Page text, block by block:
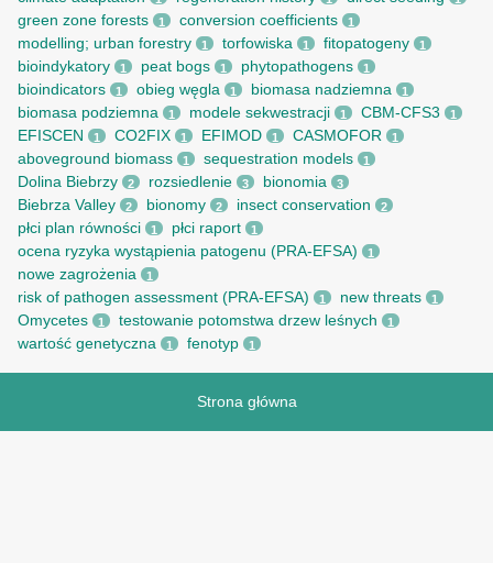
green zone forests 1 conversion coefficients 1
modelling; urban forestry 1 torfowiska 1 fitopatogeny 1
bioindykatory 1 peat bogs 1 phytopathogens 1
bioindicators 1 obieg węgla 1 biomasa nadziemna 1
biomasa podziemna 1 modele sekwestracji 1 CBM-CFS3 1
EFISCEN 1 CO2FIX 1 EFIMOD 1 CASMOFOR 1
aboveground biomass 1 sequestration models 1
Dolina Biebrzy 2 rozsiedlenie 3 bionomia 3
Biebrza Valley 2 bionomy 2 insect conservation 2
płci plan równości 1 płci raport 1
ocena ryzyka wystąpienia patogenu (PRA-EFSA) 1
nowe zagrożenia 1
risk of pathogen assessment (PRA-EFSA) 1 new threats 1
Omycetes 1 testowanie potomstwa drzew leśnych 1
wartość genetyczna 1 fenotyp 1
Strona główna